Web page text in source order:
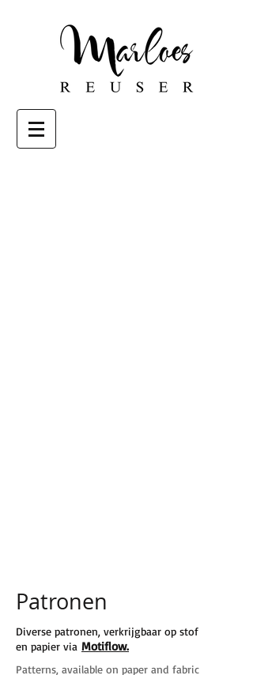
Patronen
Diverse patronen, verkrijgbaar op stof
en papier via Motiflow.
Patterns, available on paper and fabric​